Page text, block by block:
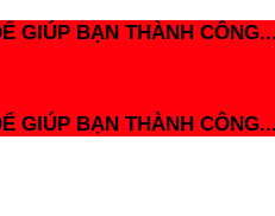
GIÚP BẠN THÀNH
GIÚP BẠN THÀNH